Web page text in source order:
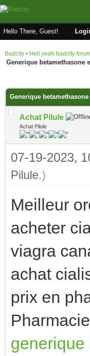
Hello There, Guest!
Badcity › Hell yeah badcity
Generique betamethasone
Generique
Achat Pilule
Achat Pilule
07-19-2023,
Pilule.)
Meilleur
acheter
viagra
achat
prix en
generique